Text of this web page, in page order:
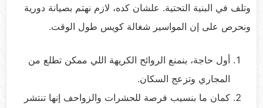
وتلف في البنية التحتية. علشان كده، لازم نهتم بصيانة دورية
ونحرص على إن المواسير شغالة كويس طول الوقت.
أول حاجة، بنمنع الروائح الكريهة اللي ممكن تطلع من
المجاري وتزعج السكان.
كمان ما بنسيب فرصة للحشرات والزواحف إنها تنتشر